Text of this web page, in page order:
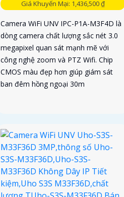
Giá Khuyến Mại: 1,436,500 ₫
Camera WiFi UNV IPC-P1A-M3F4D là
dòng camera chất lượng sắc nét 3.0
megapixel quan sát mạnh mẽ với
công nghệ zoom và PTZ Wifi. Chip
CMOS màu đẹp hơn giúp giám sát
ban đêm hồng ngoại 30m